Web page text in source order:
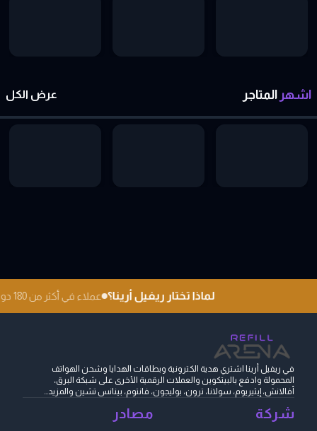
اشهر المتاجر عرض الكل
لماذا تختار ريفيل أرينا؟ عملاء في أكثر من 180 دولة
في ريفيل أرينا اشتري هدية الكترونية وبطاقات الهدايا وشحن الهواتف
المحمولة وادفع بالبيتكوين والعملات الرقمية الأخرى على شبكة البرق،
أفالانش، إيثيريوم، سولانا، ترون، بوليجون، فانتوم، بينانس تشين والمزيد...
شركة مصادر